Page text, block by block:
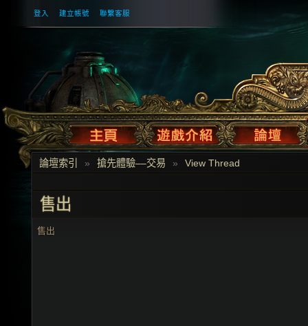
登入 建立帳號 聯繫客服
論壇索引 » 搶先體驗––交易 » View Thread
售出
售出